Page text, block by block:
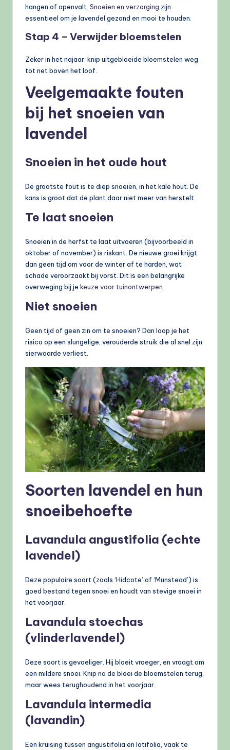
hangen of openvalt. Snoeien en verzorging zijn
essentieel om je lavendel gezond en mooi te houden.
Stap 4 – Verwijder bloemstelen
Zeker in het najaar: knip uitgebloeide bloemstelen weg
tot net boven het loof.
Veelgemaakte fouten
bij het snoeien van
lavendel
Snoeien in het oude hout
De grootste fout is te diep snoeien, in het kale hout. De
kans is groot dat de plant daar niet meer van herstelt.
Te laat snoeien
Snoeien in de herfst te laat uitvoeren (bijvoorbeeld in
oktober of november) is riskant. De nieuwe groei krijgt
dan geen tijd om voor de winter af te harden, wat
schade veroorzaakt bij vorst. Dit is een belangrijke
overweging bij je keuze voor tuinontwerpen
Niet snoeien
Geen tijd of geen zin om te snoeien? Dan loop je het
risico op een slungelige, verouderde struik die al snel zijn
sierwaarde verliest.
Soorten lavendel en hun
snoeibehoefte
Lavandula angustifolia (echte
lavendel)
Deze populaire soort (zoals ‘Hidcote’ of ‘Munstead’) is
goed bestand tegen snoei en houdt van stevige snoei in
het voorjaar.
Lavandula stoechas
(vlinderlavendel)
Deze soort is gevoeliger. Hij bloeit vroeger, en vraagt om
een mildere snoei. Knip na de bloei de bloemstelen terug,
maar wees terughoudend in het voorjaar.
Lavandula intermedia
(lavandin)
Een kruising tussen angustifolia en latifolia, vaak te